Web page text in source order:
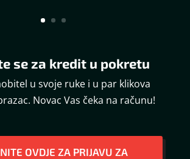
se za kredit u pokretu
u svoje ruke i u par klikova
Novac Vas čeka na računu!
OVDJE ZA PRIJAVU ZA